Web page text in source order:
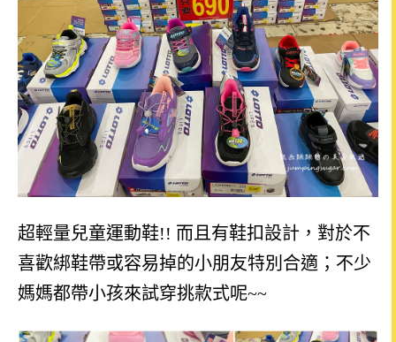
超輕量兒童運動鞋!! 而且有鞋扣設計，對於不
喜歡綁鞋帶或容易掉的小朋友特別合適；不少
媽媽都帶小孩來試穿挑款式呢~~